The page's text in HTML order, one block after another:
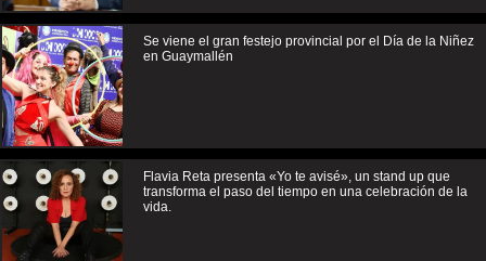
Se viene el gran festejo provincial por el Día de la Niñez
en Guaymallén
Flavia Reta presenta «Yo te avisé», un stand up que
transforma el paso del tiempo en una celebración de la
vida.